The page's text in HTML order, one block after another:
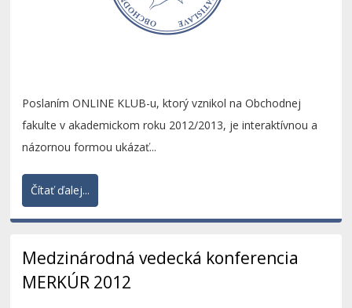
Poslaním ONLINE KLUB-u, ktorý vznikol na Obchodnej
fakulte v akademickom roku 2012/2013, je interaktívnou a
názornou formou ukázať...
Čítať ďalej...
Medzinárodná vedecká konferencia
MERKÚR 2012